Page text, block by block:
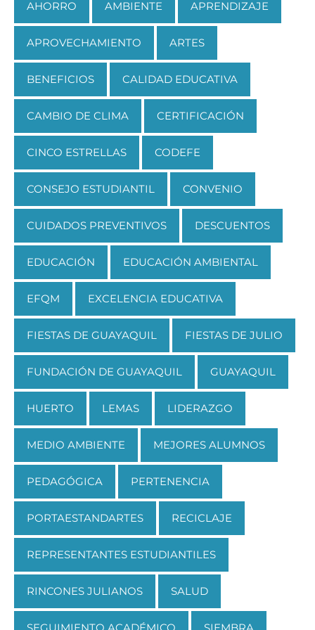
AHORRO AMBIENTE APRENDIZAJE
APROVECHAMIENTO ARTES
BENEFICIOS CALIDAD EDUCATIVA
CAMBIO DE CLIMA CERTIFICACIÓN
CINCO ESTRELLAS CODEFE
CONSEJO ESTUDIANTIL CONVENIO
CUIDADOS PREVENTIVOS DESCUENTOS
EDUCACIÓN EDUCACIÓN AMBIENTAL
EFQM EXCELENCIA EDUCATIVA
FIESTAS DE GUAYAQUIL FIESTAS DE JULIO
FUNDACIÓN DE GUAYAQUIL GUAYAQUIL
HUERTO LEMAS LIDERAZGO
MEDIO AMBIENTE MEJORES ALUMNOS
PEDAGÓGICA PERTENENCIA
PORTAESTANDARTES RECICLAJE
REPRESENTANTES ESTUDIANTILES
RINCONES JULIANOS SALUD